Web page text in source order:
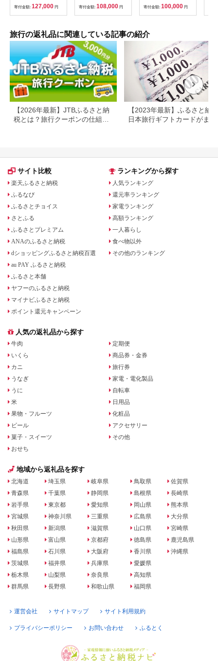
温泉 宿泊券 旅行 トラ
ベル 宿泊 宿泊施設 宿
レジャー F6P-0991
寄付金額: 127,000 円
／21-6／20・10／1-
11／30）
寄付金額: 108,000 円 寄付金額: 100,000 円
旅行の返礼品に関連している記事の紹介
【2026年最新】JTBふるさと納
税とは？旅行クーポンの仕組
【2023年最新】ふるさと納
日本旅行ギフトカードがまだ
サイト比較
楽天ふるさと納税
ふるなび
ふるさとチョイス
さとふる
ふるさとプレミアム
ANAのふるさと納税
dショッピングふるさと納税百選
au PAY ふるさと納税
ふるさと本舗
ヤフーのふるさと納税
マイナビふるさと納税
ポイント還元キャンペーン
ランキングから探す
人気ランキング
還元率ランキング
家電ランキング
高額ランキング
一人暮らし
食べ物以外
その他のランキング
人気の返礼品から探す
牛肉
いくら
カニ
うなぎ
うに
米
果物・フルーツ
ビール
菓子・スイーツ
おせち
定期便
商品券・金券
旅行券
家電・電化製品
自転車
日用品
化粧品
アクセサリー
その他
地域から返礼品を探す
北海道
青森県
岩手県
宮城県
秋田県
山形県
福島県
茨城県
栃木県
群馬県
埼玉県
千葉県
東京都
神奈川県
新潟県
富山県
石川県
福井県
山梨県
長野県
岐阜県
静岡県
愛知県
三重県
滋賀県
京都府
大阪府
兵庫県
奈良県
和歌山県
鳥取県
島根県
岡山県
広島県
山口県
徳島県
香川県
愛媛県
高知県
福岡県
佐賀県
長崎県
熊本県
大分県
宮崎県
鹿児島県
沖縄県
運営会社 サイトマップ サイト利用規約
プライバシーポリシー お問い合わせ ふるとく